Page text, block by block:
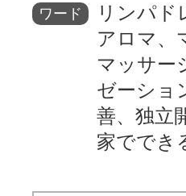
ワード
リンパド
アロマ、
マッサー
ゼーショ
善、独立
家ででき